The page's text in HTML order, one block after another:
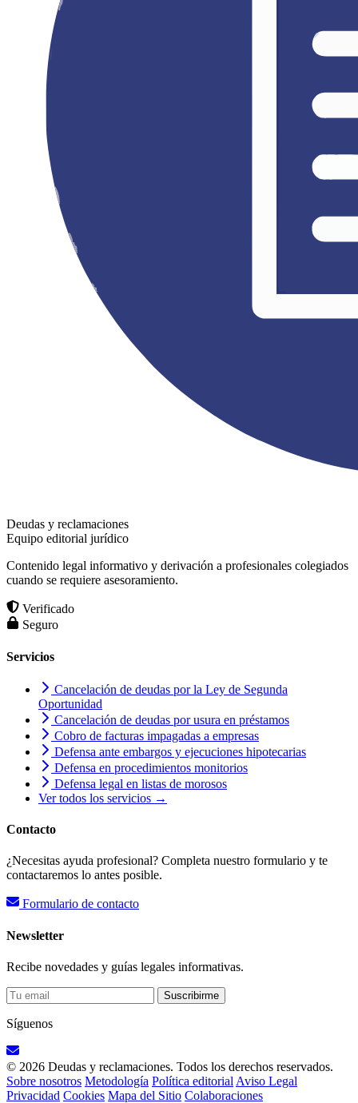
Deudas y reclamaciones
Equipo editorial jurídico
Contenido legal informativo y derivación a profesionales colegiados
cuando se requiere asesoramiento.
Verificado
Seguro
Servicios
Cancelación de deudas por la Ley de Segunda
Oportunidad
Cancelación de deudas por usura en préstamos
Cobro de facturas impagadas a empresas
Defensa ante embargos y ejecuciones hipotecarias
Defensa en procedimientos monitorios
Defensa legal en listas de morosos
Ver todos los servicios →
Contacto
¿Necesitas ayuda profesional? Completa nuestro formulario y te
contactaremos lo antes posible.
Formulario de contacto
Newsletter
Recibe novedades y guías legales informativas.
Suscribirme
Síguenos
© 2026 Deudas y reclamaciones. Todos los derechos reservados.
Sobre nosotros Metodología Política editorial Aviso Legal
Privacidad Cookies Mapa del Sitio Colaboraciones